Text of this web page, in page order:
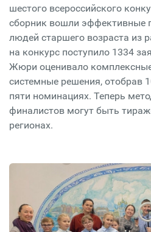
шестого всероссийского
сборник вошли эффективные
людей старшего возраста из
на конкурс поступило 1334
Жюри оценивало
системные решения, отобрав
пяти номинациях. Теперь
финалистов могут быть
регионах.